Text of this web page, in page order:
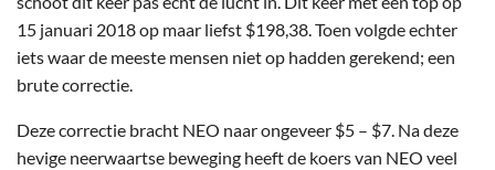
15 januari 2018 op maar liefst $198,38. Toen volgde echter
iets waar de meeste mensen niet op hadden gerekend; een
brute correctie.
Deze correctie bracht NEO naar ongeveer $5 – $7. Na deze
hevige neerwaartse beweging heeft de koers van NEO veel